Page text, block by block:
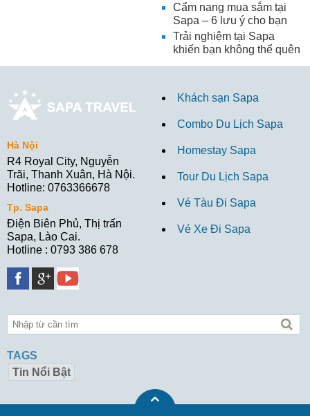
Cẩm nang mua sắm tại
Sapa – 6 lưu ý cho bạn
Trải nghiệm tại Sapa
khiến bạn không thể quên
Hà Nội
R4 Royal City, Nguyễn
Trãi, Thanh Xuân, Hà Nội.
Hotline: 0763366678
Tp. Sapa
Điện Biên Phủ, Thị trấn
Sapa, Lào Cai.
Hotline : 0793 386 678
Khách sạn Sapa
Combo Du Lịch Sapa
Homestay Sapa
Tour Du Lịch Sapa
Vé Tàu Đi Sapa
Vé Xe Đi Sapa
TAGS
Tin Nổi Bật